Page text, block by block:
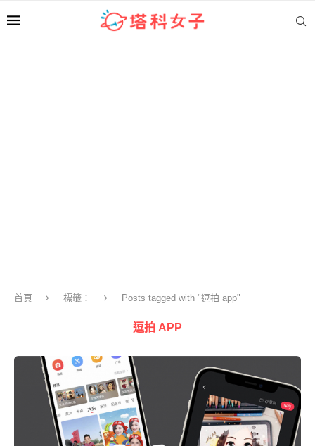
首頁 標籤： Posts tagged with "逗拍 app"
逗拍 APP